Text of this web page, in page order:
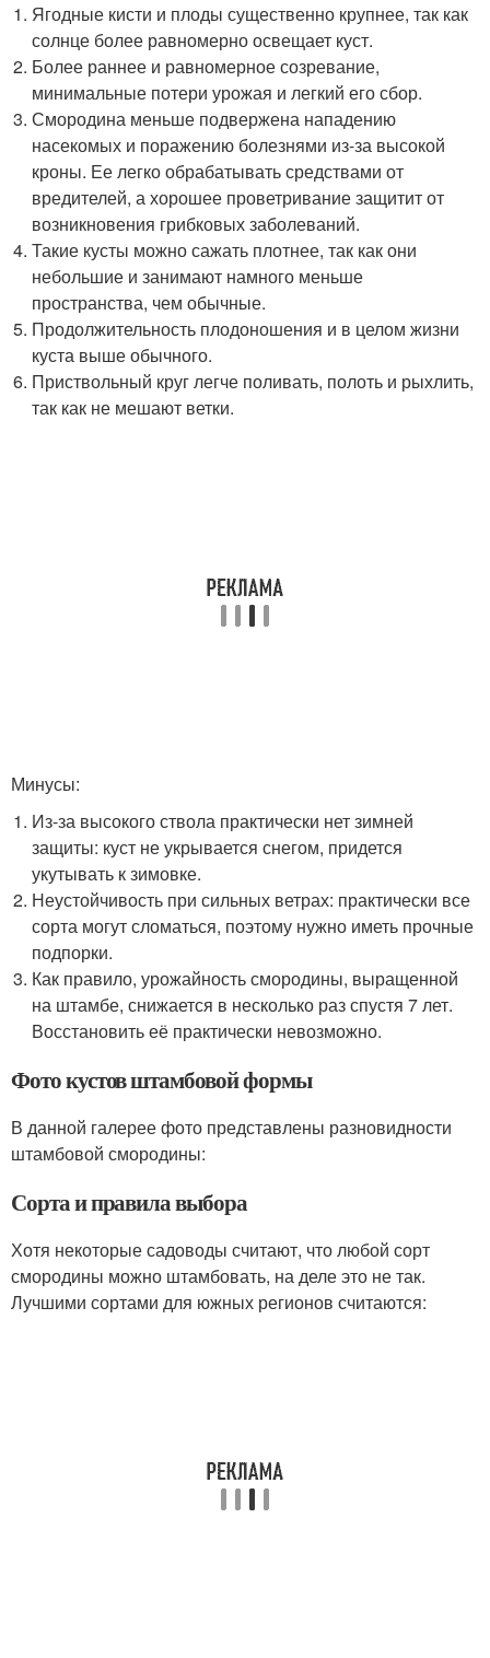
Ягодные кисти и плоды существенно крупнее, так как
солнце более равномерно освещает куст.
Более раннее и равномерное созревание,
минимальные потери урожая и легкий его сбор.
Смородина меньше подвержена нападению
насекомых и поражению болезнями из-за высокой
кроны. Ее легко обрабатывать средствами от
вредителей, а хорошее проветривание защитит от
возникновения грибковых заболеваний.
Такие кусты можно сажать плотнее, так как они
небольшие и занимают намного меньше
пространства, чем обычные.
Продолжительность плодоношения и в целом жизни
куста выше обычного.
Приствольный круг легче поливать, полоть и рыхлить,
так как не мешают ветки.
Минусы:
Из-за высокого ствола практически нет зимней
защиты: куст не укрывается снегом, придется
укутывать к зимовке.
Неустойчивость при сильных ветрах: практически все
сорта могут сломаться, поэтому нужно иметь прочные
подпорки.
Как правило, урожайность смородины, выращенной
на штамбе, снижается в несколько раз спустя 7 лет.
Восстановить её практически невозможно.
Фото кустов штамбовой формы
В данной галерее фото представлены разновидности
штамбовой смородины:
Сорта и правила выбора
Хотя некоторые садоводы считают, что любой сорт
смородины можно штамбовать, на деле это не так.
Лучшими сортами для южных регионов считаются: